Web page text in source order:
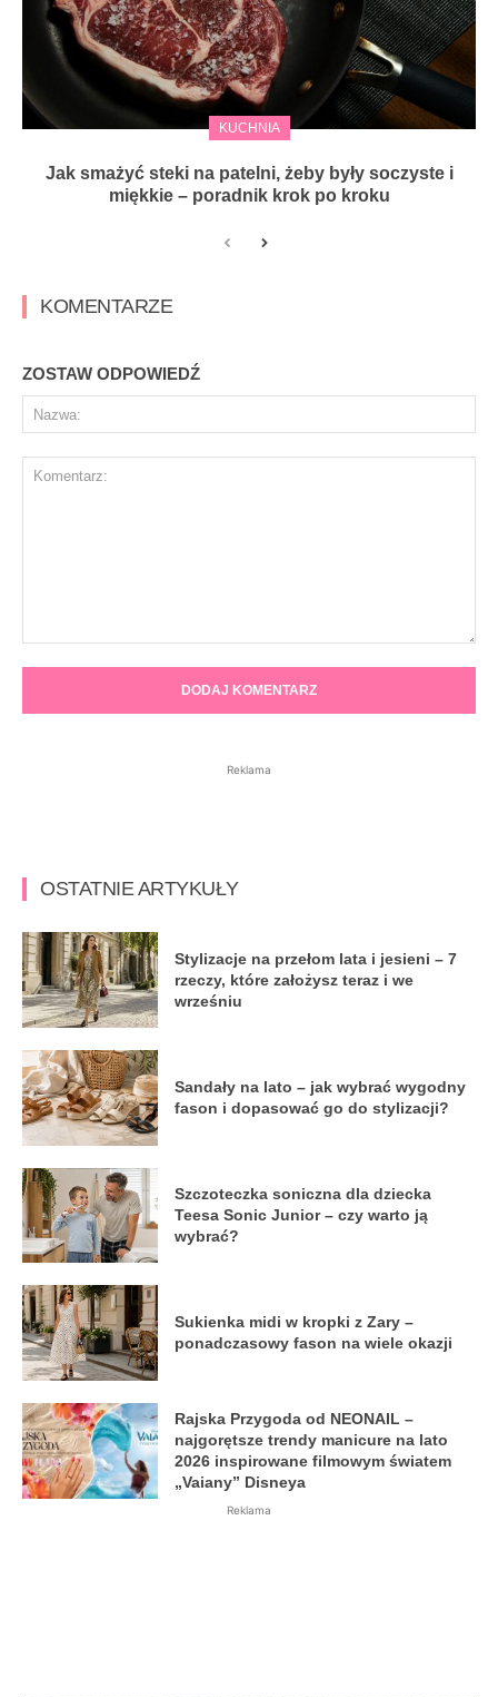
KUCHNIA
Jak smażyć steki na patelni, żeby były soczyste i
miękkie – poradnik krok po kroku
KOMENTARZE
ZOSTAW ODPOWIEDŹ
Reklama
OSTATNIE ARTYKUŁY
Stylizacje na przełom lata i jesieni – 7
rzeczy, które założysz teraz i we
wrześniu
Sandały na lato – jak wybrać wygodny
fason i dopasować go do stylizacji?
Szczoteczka soniczna dla dziecka
Teesa Sonic Junior – czy warto ją
wybrać?
Sukienka midi w kropki z Zary –
ponadczasowy fason na wiele okazji
Rajska Przygoda od NEONAIL –
najgorętsze trendy manicure na lato
2026 inspirowane filmowym światem
„Vaiany” Disneya
Reklama